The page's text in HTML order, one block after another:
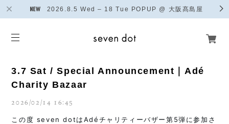
2026.8.5 Wed – 18 Tue POPUP @ 大阪髙島屋
3.7 Sat / Special Announcement｜Adé
Charity Bazaar
2026/02/14 16:45
この度 seven dotはAdéチャリティーバザー第5弾に参加さ